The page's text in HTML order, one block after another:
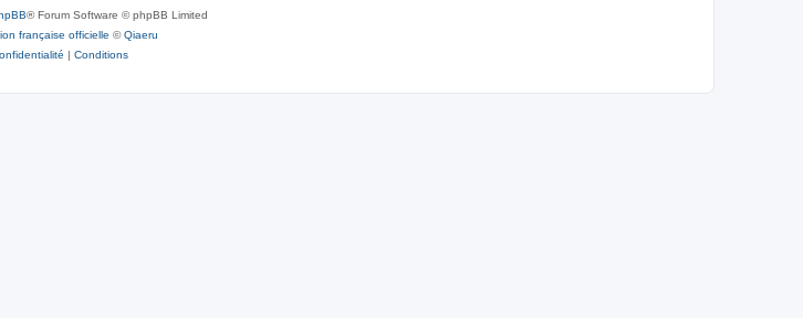
® Forum Software © phpBB Limited
française officielle ©Qiaeru
| Conditions